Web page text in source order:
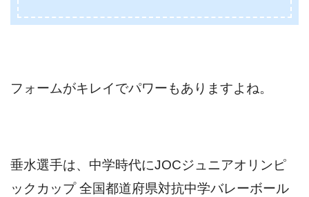
フォームがキレイでパワーもありますよね。
垂水選手は、中学時代にJOCジュニアオリンピ
ックカップ 全国都道府県対抗中学バレーボール